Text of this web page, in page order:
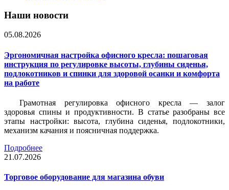
Наши новости
05.08.2026
Эргономичная настройка офисного кресла: пошаговая
инструкция по регулировке высоты, глубины сиденья,
подлокотников и спинки для здоровой осанки и комфорта
на работе
Грамотная регулировка офисного кресла — залог
здоровья спины и продуктивности. В статье разобраны все
этапы настройки: высота, глубина сиденья, подлокотники,
механизм качания и поясничная поддержка.
Подробнее
21.07.2026
Торговое оборудование для магазина обуви